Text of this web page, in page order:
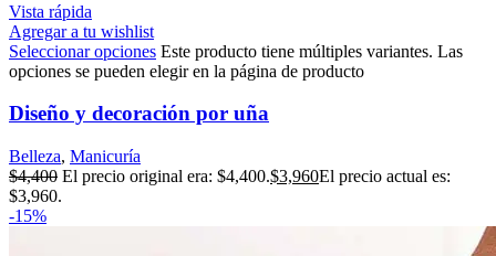
Vista rápida
Agregar a tu wishlist
Seleccionar opciones Este producto tiene múltiples variantes. Las
opciones se pueden elegir en la página de producto
Diseño y decoración por uña
Belleza, Manicuría
$4,400 El precio original era: $4,400.$3,960El precio actual es:
$3,960.
-15%